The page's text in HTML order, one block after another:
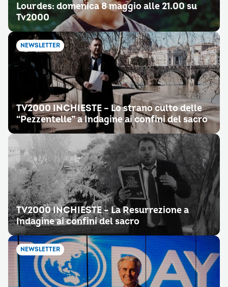
Lourdes: domenica 8 maggio alle 21.00 su
Tv2000
NEWSLETTER
TV2000 INCHIESTE – Lo strano culto delle
“Pezzentelle” a Indagine ai confini del sacro
TV2000 INCHIESTE – La Resurrezione a
Indagine ai confini del sacro
NEWSLETTER